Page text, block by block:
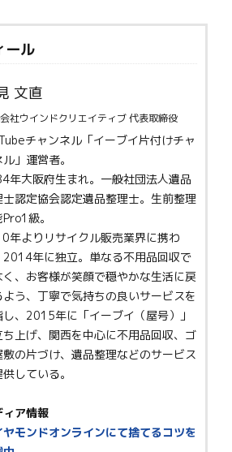
ール
文直
社ウインドクリエイティブ 代表取締役
チャンネル「イーブイ片付けチャ
」運営者。
年大阪府生まれ。一般社団法人遺品
士認定協会認定遺品整理士。生前整理
級。
年よりリサイクル販売業界に携わ
2014年に独立。単なる不用品回収で
く、お客様が笑顔で穏やかな生活に戻
よう、丁寧で気持ちの良いサービスを
し、2015年に「イーブイ（屋号）」
ち上げ、関西を中心に不用品回収、ゴ
敷の片づけ、遺品整理などのサービス
している。
ィア情報
ヤモンドオンラインにて捨てるコツを